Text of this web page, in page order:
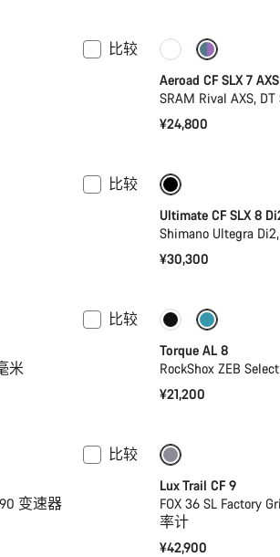
比较
新品上架
Aeroad CF SLX 7 AXS
SRAM Rival AXS,
¥24,800
比较
Ultimate CF SLX 8
Shimano Ultegra
¥30,300
比较
米
仅适用于 S | L
Torque AL 8
RockShox ZEB
¥21,200
比较
90 变速器
Lux Trail CF 9
FOX 36 SL Factory
率计
¥42,900